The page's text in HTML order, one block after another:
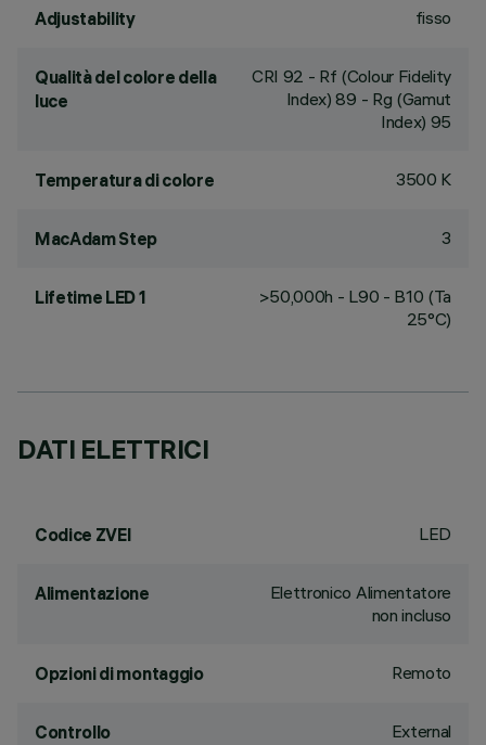
Adjustability fisso
Qualità del colore della
luce
CRI 92 - Rf (Colour Fidelity
Index) 89 - Rg (Gamut
Index) 95
Temperatura di colore 3500 K
MacAdam Step 3
Lifetime LED 1
>50,000h - L90 - B10 (Ta
25°C)
DATI ELETTRICI
Codice ZVEI LED
Alimentazione
Elettronico Alimentatore
non incluso
Opzioni di montaggio Remoto
Controllo External